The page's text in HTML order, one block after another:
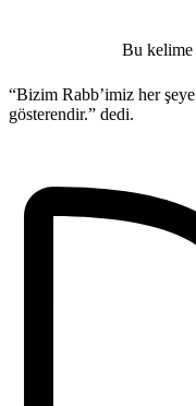
Bu kelime
“Bizim Rabb’imiz her şeye
gösterendir.” dedi.